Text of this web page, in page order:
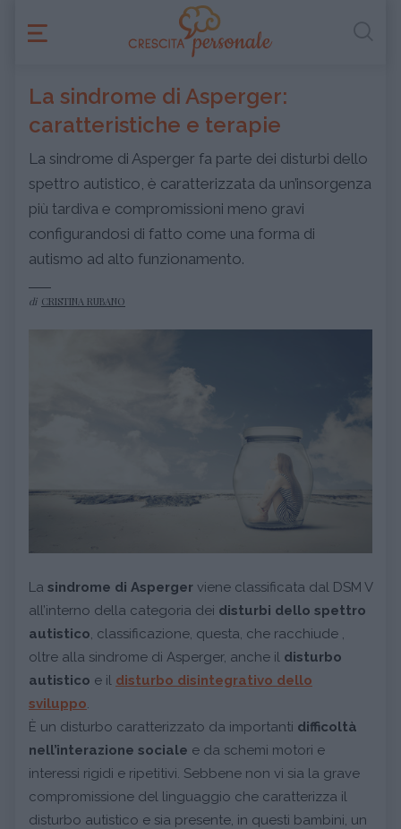
La sindrome di Asperger:
caratteristiche e terapie
La sindrome di Asperger fa parte dei disturbi dello
spettro autistico, è caratterizzata da un’insorgenza
più tardiva e compromissioni meno gravi
configurandosi di fatto come una forma di
autismo ad alto funzionamento.
di CRISTINA RUBANO
La sindrome di Asperger viene classificata dal DSM V
all’interno della categoria dei disturbi dello spettro
autistico , classificazione, questa, che racchiude ,
oltre alla sindrome di Asperger, anche il disturbo
autistico e il disturbo disintegrativo dello
sviluppo
È un disturbo caratterizzato da importanti difficoltà
nell’interazione sociale e da schemi motori e
interessi rigidi e ripetitivi. Sebbene non vi sia la grave
compromissione del linguaggio che caratterizza il
disturbo autistico e sia presente, in questi bambini, un